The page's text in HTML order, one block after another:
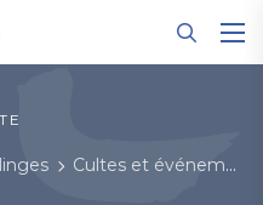
Cultes et événements